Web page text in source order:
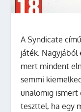
A Syndicate
játék. Nagyjából
mert mindent
semmi
unalomig ismert
teszttel, ha egy